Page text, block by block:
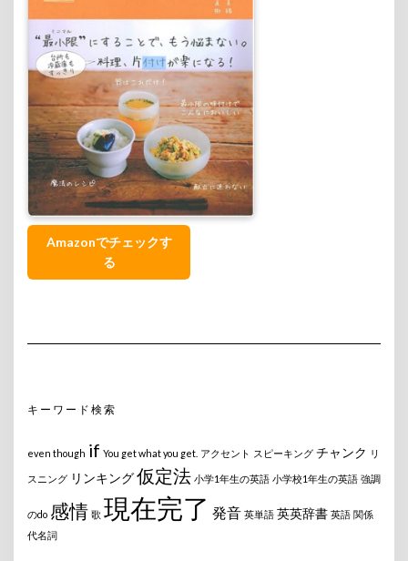
Amazonでチェックす
る
キーワード検索
even though if You get what you get. アクセント スピーキング チャンク リ
スニング リンキング仮定法 小学1年生の英語 小学校1年生の英語 強調
のdo 感情 歌 現在完了 発音 英単語 英英辞書 英語 関係
代名詞